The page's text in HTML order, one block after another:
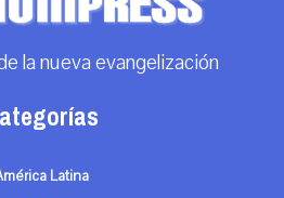
la nueva evangelización
Latina